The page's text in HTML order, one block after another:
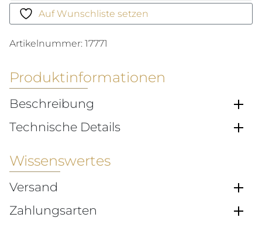
Menge
Auf Wunschliste setzen
Artikelnummer: 17771
Produktinformationen
Beschreibung
Technische Details
Wissenswertes
Versand
Zahlungsarten